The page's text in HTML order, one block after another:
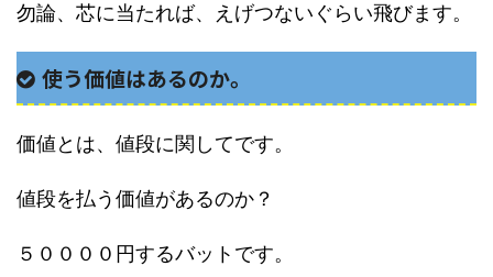
勿論、芯に当たれば、えげつないぐらい飛びます。
使う価値はあるのか。
価値とは、値段に関してです。
値段を払う価値があるのか？
５００００円するバットです。